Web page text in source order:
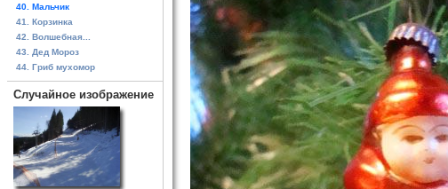
40. Мальчик
41. Корзинка
42. Волшебная...
43. Дед Мороз
44. Гриб мухомор
Случайное изображение